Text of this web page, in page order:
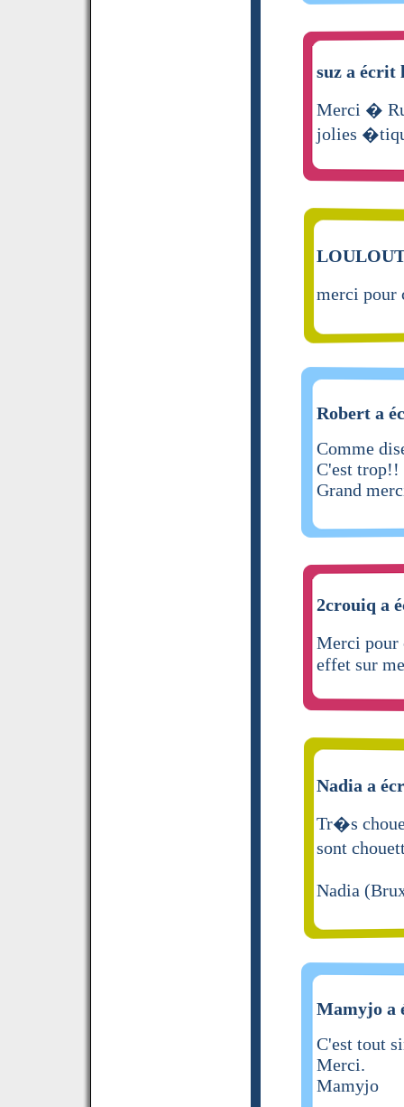
suz a écrit
Merci �
jolies
merci pour
Robert a
Comme
C'est trop!!
Grand
2crouiq a
Merci pour
effet sur
Nadia a
Tr�s
sont
Nadia
Mamyjo a
C'est tout
Merci.
Mamyjo